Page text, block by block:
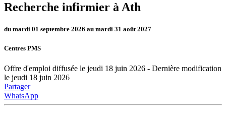
Recherche infirmier à Ath
du mardi 01 septembre 2026 au mardi 31 août 2027
Centres PMS
Offre d'emploi diffusée le jeudi 18 juin 2026 - Dernière modification
le jeudi 18 juin 2026
Partager
WhatsApp